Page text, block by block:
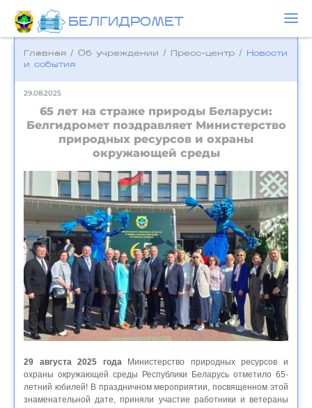
БЕЛГИДРОМЕТ
Главная / Об учреждении / Пресс-центр /
Новости
и события
29.08.2025
65 лет на страже природы Беларуси:
Белгидромет поздравляет Министерство
природных ресурсов и охраны
окружающей среды
29 августа 2025 годаМинистерство природных ресурсов и
охраны окружающей среды Республики Беларусь отметило 65-
летний юбилей! В праздничном мероприятии, посвященном этой
знаменательной дате, приняли участие работники и ветераны